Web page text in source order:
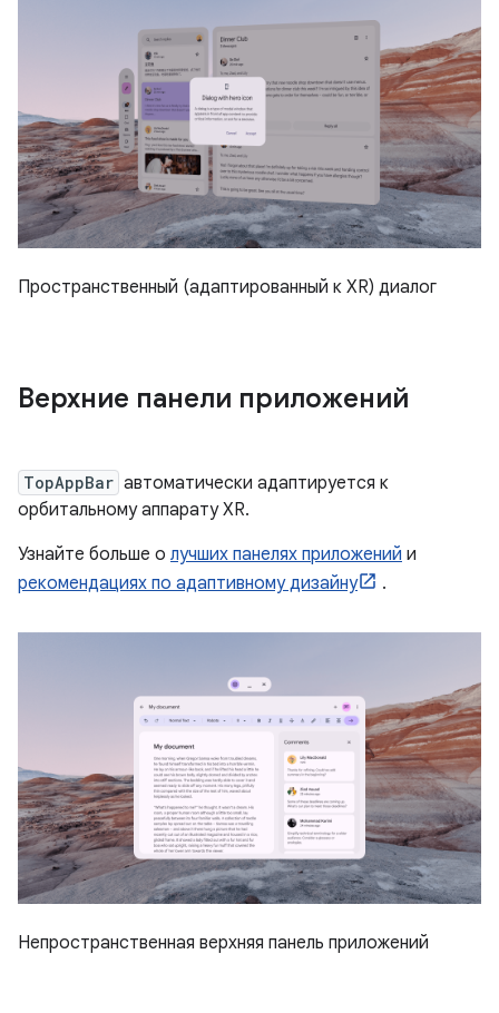
Пространственный (адаптированный к XR) диалог
Верхние панели приложений
TopAppBar автоматически адаптируется к
орбитальному аппарату XR.
Узнайте больше о лучших панелях приложений и
рекомендациях по адаптивному дизайну
.
Непространственная верхняя панель приложений